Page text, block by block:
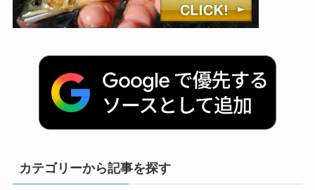
カテゴリーから記事を探す